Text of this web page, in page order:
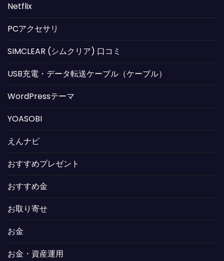
Netflix
PCアクセサリ
SIMCLEAR (シムクリア) 口コミ
USB充電・データ転送ケーブル（ケーブル）
WordPressテーマ
YOASOBI
えんナビ
おすすめプレゼント
おすすめ金
お取り寄せ
お金
お金・資産運用